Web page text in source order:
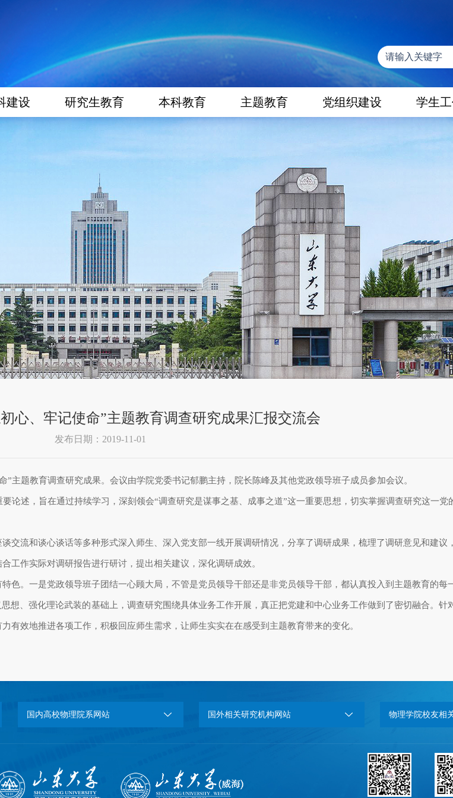
建设 研究生教育 本科教育 主题教育 党组织建设 学生
心、牢记使命”主题教育调查研究成果汇报交流会
发布日期：2019-11-01
主题教育调查研究成果。会议由学院党委书记郁鹏主持，院长陈峰及其他党政领导班子成员参加会议。
论述，旨在通过持续学习，深刻领会“调查研究是谋事之基、成事之道”这一重要思想，切实掌握调查研究这一党
交流和谈心谈话等多种形式深入师生、深入党支部一线开展调研情况，分享了调研成果，梳理了调研意见和建议
工作实际对调研报告进行研讨，提出相关建议，深化调研成效。
色。一是党政领导班子团结一心顾大局，不管是党员领导干部还是非党员领导干部，都认真投入到主题教育的每
想、强化理论武装的基础上，调查研究围绕具体业务工作开展，真正把党建和中心业务工作做到了密切融合。针
效地推进各项工作，积极回应师生需求，让师生实实在在感受到主题教育带来的变化。
国内高校物理院系网站 国外相关研究机构网站 物理学院校友相